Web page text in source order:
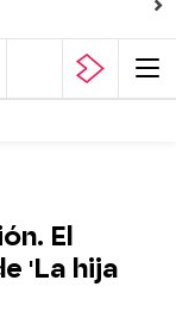
El
'La hija